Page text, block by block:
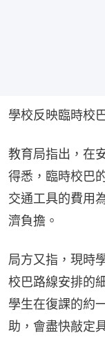
學校反映臨時校
教育局指出，在
得悉，臨時校巴
交通工具的費用
濟負擔。
局方又指，現時
校巴路線安排的
學生在復課的約
助，會盡快敲定